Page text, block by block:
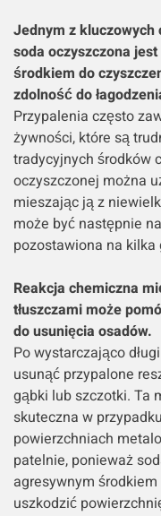
Jednym z
soda oczyszczona
środkiem do
zdolność do
Przypalenia często
żywności, które są
tradycyjnych środków
oczyszczonej można
mieszając ją z
może być następnie
pozostawiona na
Reakcja chemiczna
tłuszczami może
do usunięcia osadów.
Po wystarczająco
usunąć przypalone
gąbki lub szczotki. Ta
skuteczna w
powierzchniach
patelnie, ponieważ
agresywnym
uszkodzić